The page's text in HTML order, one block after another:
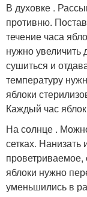
В духовке .
противню.
течение часа
нужно увеличить
сушиться и
температуру
яблоки
Каждый час
На солнце .
сетках. Нанизать
яблоки нужно
уменьшились в